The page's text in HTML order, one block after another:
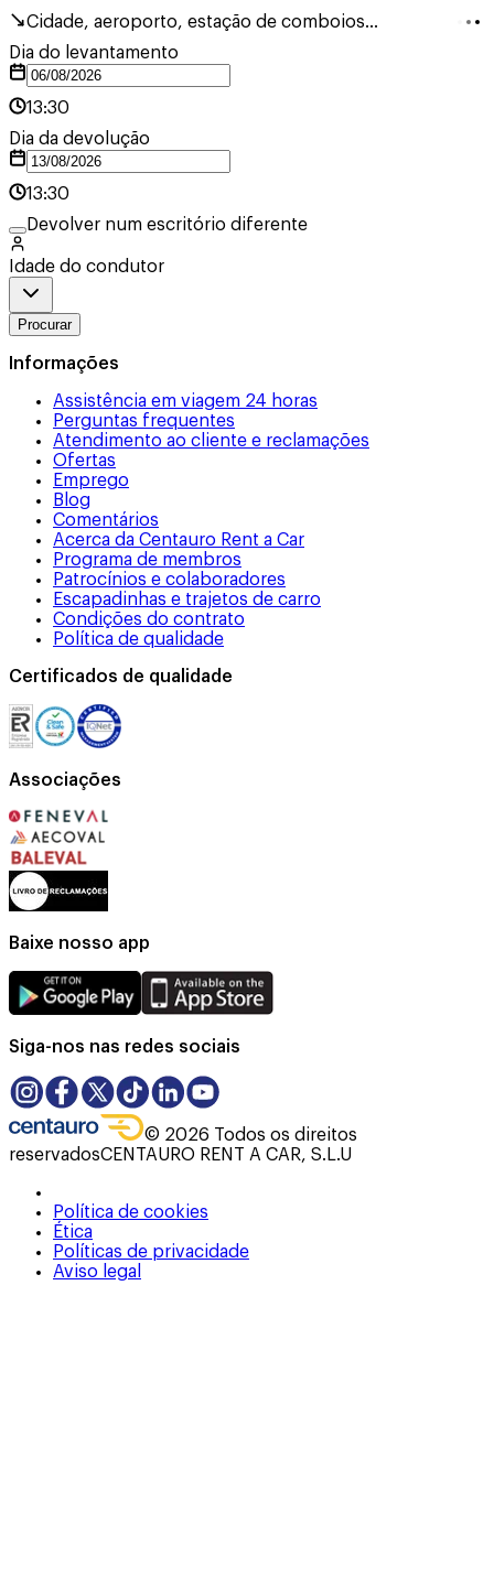
Cidade, aeroporto, estação de comboios...
Dia do levantamento
13:30
Dia da devolução
13:30
Devolver num escritório diferente
Idade do condutor
Procurar
Informações
Assistência em viagem 24 horas
Perguntas frequentes
Atendimento ao cliente e reclamações
Ofertas
Emprego
Blog
Comentários
Acerca da Centauro Rent a Car
Programa de membros
Patrocínios e colaboradores
Escapadinhas e trajetos de carro
Condições do contrato
Política de qualidade
Certificados de qualidade
Associações
Baixe nosso app
Siga-nos nas redes sociais
© 2026 Todos os direitos
reservadosCENTAURO RENT A CAR, S.L.U
Política de cookies
Ética
Políticas de privacidade
Aviso legal